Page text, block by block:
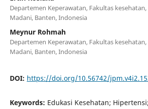
Departemen Keperawatan, Fakultas
Madani, Banten, Indonesia
Meynur Rohmah
Departemen Keperawatan, Fakultas
Madani, Banten, Indonesia
DOI: https://doi.org/10.56742/
Keywords: Edukasi Kesehatan;